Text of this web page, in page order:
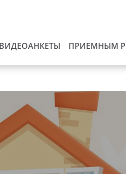
ВИДЕОАНКЕТЫ ПРИЕМНЫМ